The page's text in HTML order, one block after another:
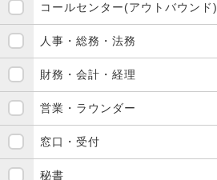
コールセンター(アウトバウンド)
人事・総務・法務
財務・会計・経理
営業・ラウンダー
窓口・受付
秘書